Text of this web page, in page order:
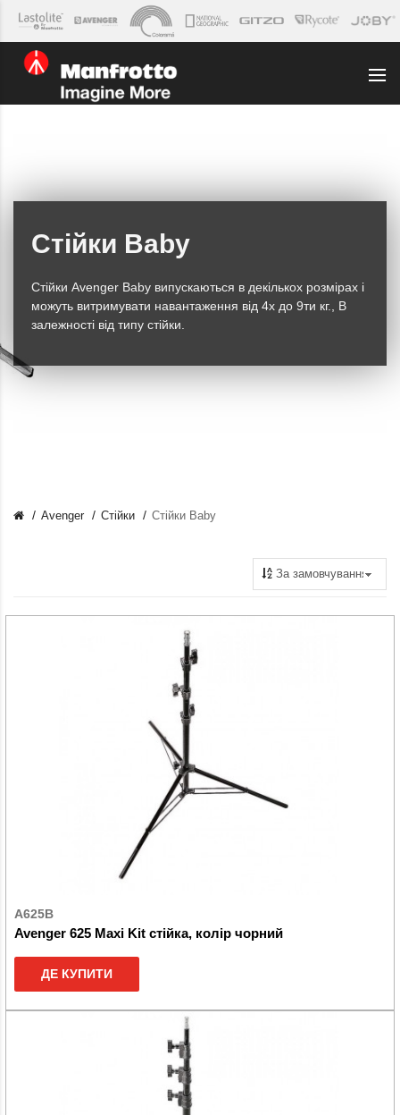
Стійки Baby
Стійки Avenger Baby випускаються в декількох розмірах і
можуть витримувати навантаження від 4х до 9ти кг., В
залежності від типу стійки.
Avenger Стійки Стійки Baby
A625B
Avenger 625 Maxi Kit стійка, колір чорний
ДЕ КУПИТИ